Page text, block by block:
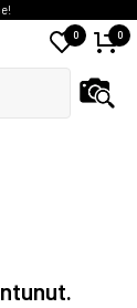
0 0